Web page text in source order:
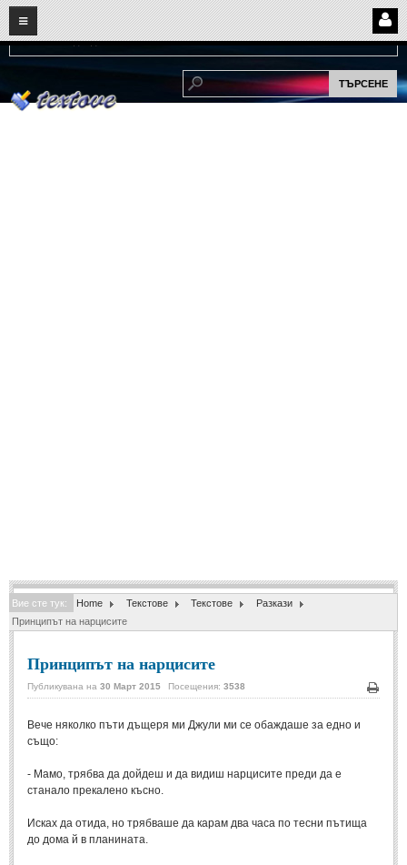
06 2026
Нови: Надежда...
НАЧАЛО
ПОТРЕБИТЕЛСКИ СТРАНИЦИ
Стихове с видео (28)
Поезия - класика
Стихове за Баба Марта
Коледа и Нова Година (7)
ОСМИ МАРТ
Стихове за Жената
Стихове за Осми Март
Стихове за Мама
Вие сте тук: Home Текстове Текстове
Разкази
Принципът на нарцисите
Принципът на нарцисите
Печат
Публикувана на 30 Март 2015 Посещения: 3538
Вече няколко пъти дъщеря ми Джули ми се обаждаше за едно и
също:
- Мамо, трябва да дойдеш и да видиш нарцисите преди да е
станало прекалено късно.
Исках да отида, но трябваше да карам два часа по тесни пътища
до дома й в планината.